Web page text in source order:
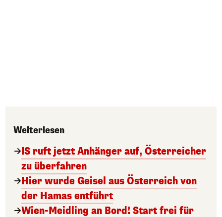
Weiterlesen
IS ruft jetzt Anhänger auf, Österreicher
zu überfahren
Hier wurde Geisel aus Österreich von
der Hamas entführt
Wien-Meidling an Bord! Start frei für